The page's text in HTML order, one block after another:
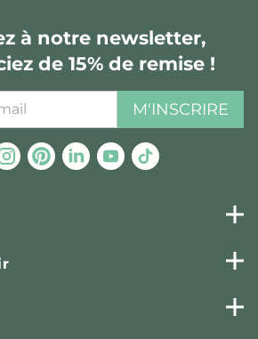
à notre newsletter,
de 15% de remise !
M'INSCRIRE